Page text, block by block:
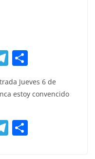
T
el
e
a
m
ar
e
Jueves 6 de
estoy convencido
T